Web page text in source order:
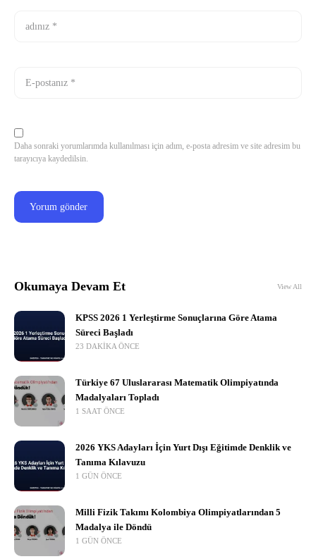
Daha sonraki yorumlarımda kullanılması için adım, e-posta adresim ve site adresim bu
tarayıcıya kaydedilsin.
Okumaya Devam Et View All
KPSS 2026 1 Yerleştirme Sonuçlarına Göre Atama
Süreci Başladı
23 DAKIKA ÖNCE
Türkiye 67 Uluslararası Matematik Olimpiyatında
Madalyaları Topladı
1 SAAT ÖNCE
2026 YKS Adayları İçin Yurt Dışı Eğitimde Denklik ve
Tanıma Kılavuzu
1 GÜN ÖNCE
Milli Fizik Takımı Kolombiya Olimpiyatlarından 5
Madalya ile Döndü
1 GÜN ÖNCE